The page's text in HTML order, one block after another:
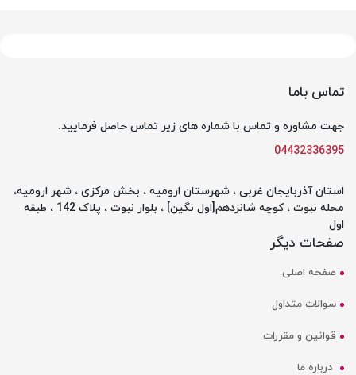
تماس باما
جهت مشاوره و تماس با شماره های زیر تماس حاصل فرمایید.
04432336395
استان آذربایجان غربی ، شهرستان ارومیه ، بخش مرکزی ، شهر ارومیه،
محله نبوت ، کوچه شانزدهم[اول نگین] ، بلوار نبوت ، پلاک 142 ، طبقه
اول
صفحات دیگر
صفحه اصلی
سوالات متداول
قوانین و مقررات
درباره ما